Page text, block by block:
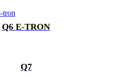
Q6 E-TRON
Q7